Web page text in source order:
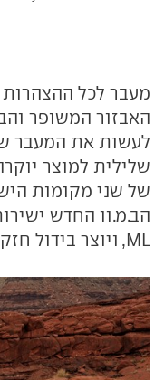
מעבר לכל
האבזור המשופר
שלילית למוצר
של שני מקומות
ML, ויוצר בידול חזק יותר מה-X3 הקטן.